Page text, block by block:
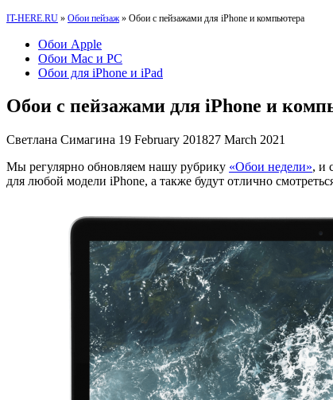
IT-HERE.RU » Обои пейзаж » Обои с пейзажами для iPhone и компьютера
Обои Apple
Обои Mac и PC
Обои для iPhone и iPad
Обои с пейзажами для iPhone и
Светлана Симагина 19 February 201827 March 2021
Мы регулярно обновляем нашу рубрику «Обои недели», и
для любой модели iPhone, а также будут отлично